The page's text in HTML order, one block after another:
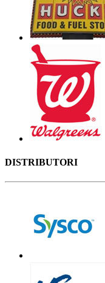
DISTRIBUTORI